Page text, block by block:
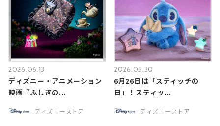
2026.06.13
ディズニー・アニメーション
映画『ふしぎの...
ディズニーストア
2026.05.30
6月26日は「スティッチの
日」！スティッ...
ディズニーストア